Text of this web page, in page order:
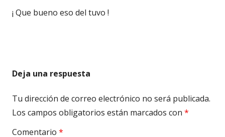
¡ Que bueno eso del tuvo !
Deja una respuesta
Tu dirección de correo electrónico no será publicada.
Los campos obligatorios están marcados con *
Comentario *